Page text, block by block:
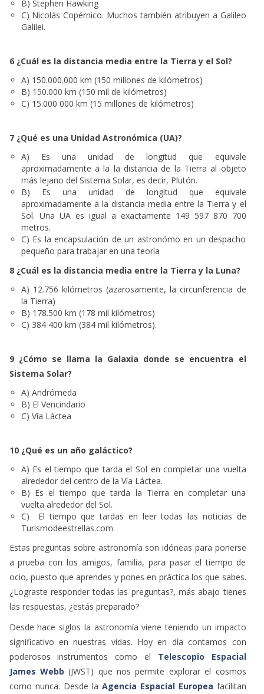
B) Stephen Hawking
C) Nicolás Copérnico. Muchos también atribuyen a Galileo
Galilei.
6 ¿Cuál es la distancia media entre la Tierra y el Sol?
A) 150.000.000 km (150 millones de kilómetros)
B) 150.000 km (150 mil de kilómetros)
C) 15.000 000 km (15 millones de kilómetros)
7 ¿Qué es una Unidad Astronómica (UA)?
A) Es una unidad de longitud que equivale
aproximadamente a la la distancia de la Tierra al objeto
más lejano del Sistema Solar, es decir, Plutón.
B) Es una unidad de longitud que equivale
aproximadamente a la distancia media entre la Tierra y el
Sol. Una UA es igual a exactamente 149 597 870 700
metros.
C) Es la encapsulación de un astronómo en un despacho
pequeño para trabajar en una teoría
8 ¿Cuál es la distancia media entre la Tierra y la Luna?
A) 12.756 kilómetros (azarosamente, la circunferencia de
la Tierra)
B) 178.500 km (178 mil kilómetros)
C) 384 400 km (384 mil kilómetros).
9 ¿Cómo se llama la Galaxia donde se encuentra el
Sistema Solar?
A) Andrómeda
B) El Vencindario
C) Vía Láctea
10 ¿Qué es un año galáctico?
A) Es el tiempo que tarda el Sol en completar una vuelta
alrededor del centro de la Vía Láctea.
B) Es el tiempo que tarda la Tierra en completar una
vuelta alrededor del Sol.
C) El tiempo que tardas en leer todas las noticias de
Turismodeestrellas.com
Estas preguntas sobre astronomía son idóneas para ponerse
a prueba con los amigos, familia, para pasar el tiempo de
ocio, puesto que aprendes y pones en práctica los que sabes.
¿Lograste responder todas las preguntas?, más abajo tienes
las respuestas, ¿estás preparado?
Desde hace siglos la astronomía viene teniendo un impacto
significativo en nuestras vidas. Hoy en día contamos con
poderosos instrumentos como el Telescopio Espacial
James Webb (JWST) que nos permite explorar el cosmos
como nunca. Desde la Agencia Espacial Europea facilitan